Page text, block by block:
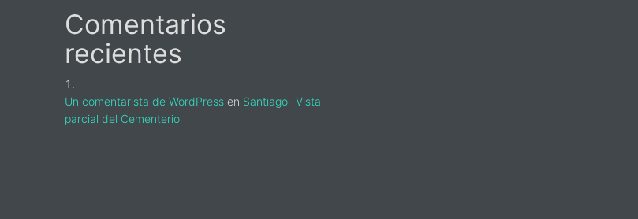
Comentarios
recientes
Un comentarista de WordPress en Santiago- Vista
parcial del Cementerio